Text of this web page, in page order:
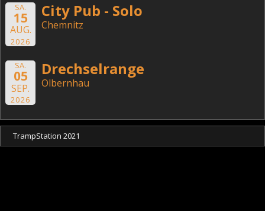
SA.
15
AUG.
2026
City Pub - Solo
Chemnitz
SA.
05
SEP.
2026
Drechselrange
Olbernhau
TrampStation 2021